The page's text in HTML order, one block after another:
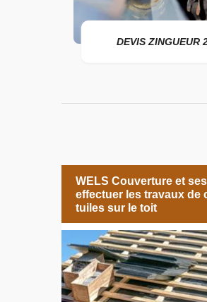
DEVIS ZINGUEUR 22
WELS Couverture et
effectuer les travaux de
tuiles sur le toit